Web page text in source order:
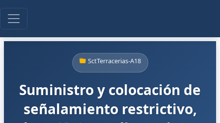
SctTerracerias-A18
Suministro y colocación de
señalamiento restrictivo,